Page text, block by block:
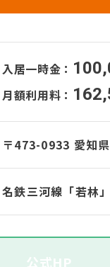
入居一時金：
月額利用料：
〒473-0933 愛知
名鉄三河線「若林
公式HP